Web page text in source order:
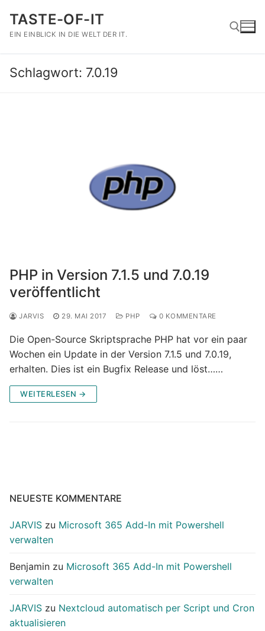
Inhalt
springen
TASTE-OF-IT
EIN EINBLICK IN DIE WELT DER IT.
Schlagwort: 7.0.19
PHP in Version 7.1.5 und 7.0.19
veröffentlicht
JARVIS 29. MAI 2017 PHP 0 KOMMENTARE
Die Open-Source Skriptsprache PHP hat vor ein paar
Wochen ein Update in der Version 7.1.5 und 7.0.19,
erhalten. Dies ist ein Bugfix Release und löst……
WEITERLESEN →
NEUESTE KOMMENTARE
JARVIS zu Microsoft 365 Add-In mit Powershell
verwalten
Benjamin zu Microsoft 365 Add-In mit Powershell
verwalten
JARVIS zu Nextcloud automatisch per Script und Cron
aktualisieren